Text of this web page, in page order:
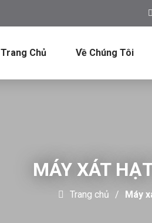
Trang Chủ Về Chúng Tôi
MÁY XÁT
Trang chủ Máy